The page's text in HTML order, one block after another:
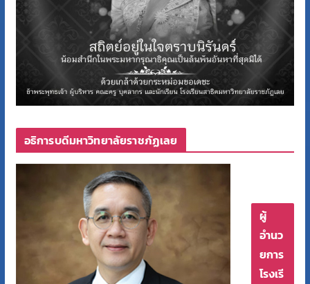
อธิการบดีมหาวิทยาลัยราชภัฏเลย
ผู้
อำนว
ยการ
โรงเรี